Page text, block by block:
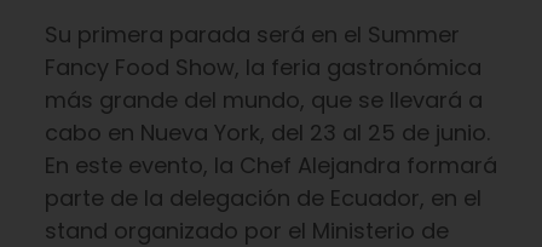
Su primera parada será en el Summer
Fancy Food Show, la feria gastronómica
más grande del mundo, que se llevará a
cabo en Nueva York, del 23 al 25 de junio.
En este evento, la Chef Alejandra formará
parte de la delegación de Ecuador, en el
stand organizado por el Ministerio de